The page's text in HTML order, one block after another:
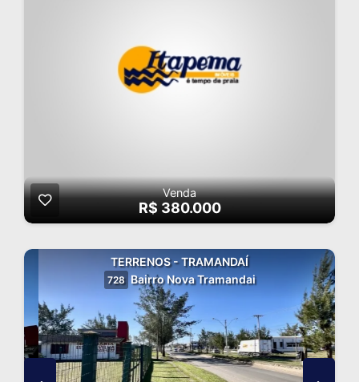
Venda
R$ 380.000
TERRENOS - TRAMANDAÍ
728 Bairro Nova Tramandai